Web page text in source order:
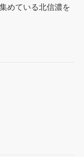
めている北信濃を